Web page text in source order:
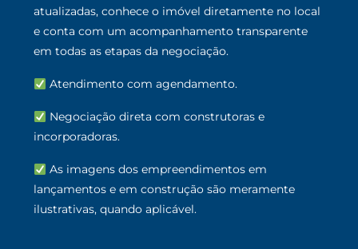
atualizadas, conhece o imóvel diretamente no local
e conta com um acompanhamento transparente
em todas as etapas da negociação.
Atendimento com agendamento.
Negociação direta com construtoras e
incorporadoras.
As imagens dos empreendimentos em
lançamentos e em construção são meramente
ilustrativas, quando aplicável.